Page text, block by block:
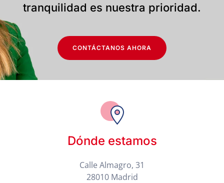
tranquilidad es nuestra prioridad.
CONTÁCTANOS AHORA
Dónde estamos
Calle Almagro, 31
28010 Madrid